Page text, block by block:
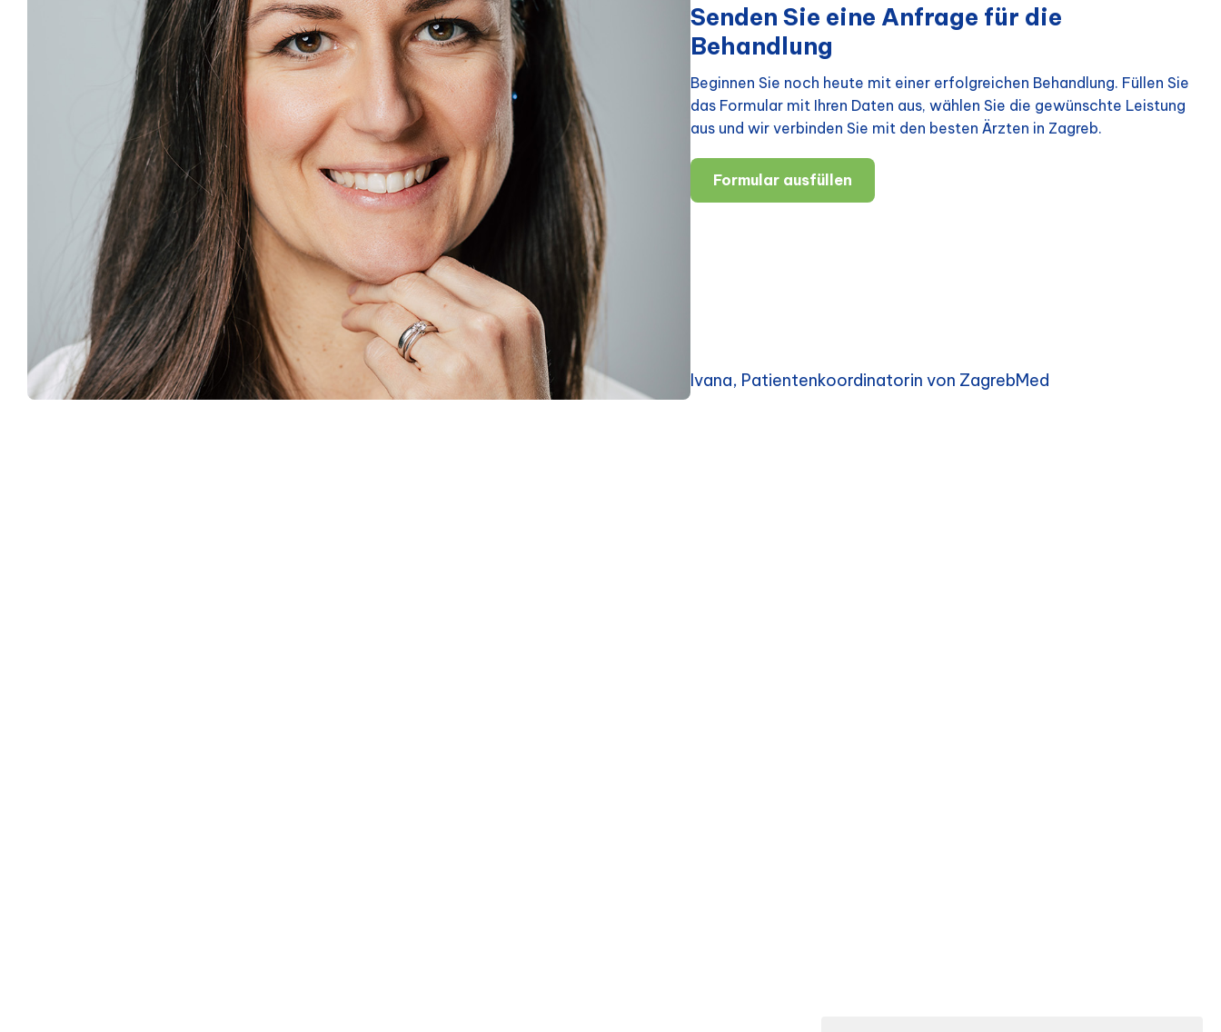
Senden Sie eine Anfrage für die
Behandlung
Beginnen Sie noch heute mit einer erfolgreichen Behandlung. Füllen Sie
das Formular mit Ihren Daten aus, wählen Sie die gewünschte Leistung
aus und wir verbinden Sie mit den besten Ärzten in Zagreb.
Formular ausfüllen
Ivana, Patientenkoordinatorin von ZagrebMed